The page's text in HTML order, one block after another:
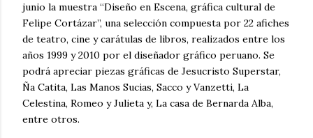
junio la muestra “Diseño en Escena, gráfica cultural de
Felipe Cortázar”, una selección compuesta por 22 afiches
de teatro, cine y carátulas de libros, realizados entre los
años 1999 y 2010 por el diseñador gráfico peruano. Se
podrá apreciar piezas gráficas de Jesucristo Superstar,
Ña Catita, Las Manos Sucias, Sacco y Vanzetti, La
Celestina, Romeo y Julieta y, La casa de Bernarda Alba,
entre otros.